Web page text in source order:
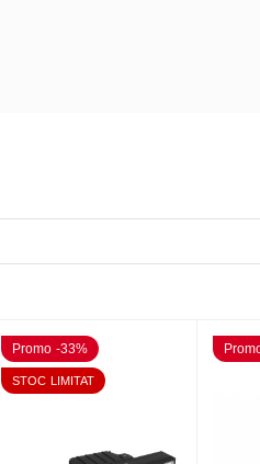
Promo -33%
STOC LIMITAT